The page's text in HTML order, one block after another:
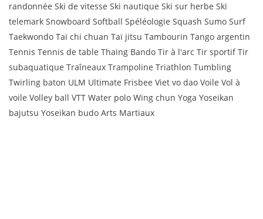
randonnée Ski de vitesse Ski nautique Ski sur herbe Ski
telemark Snowboard Softball Spéléologie Squash Sumo Surf
Taekwondo Taï chi chuan Taï jitsu Tambourin Tango argentin
Tennis Tennis de table Thaing Bando Tir à l'arc Tir sportif Tir
subaquatique Traîneaux Trampoline Triathlon Tumbling
Twirling baton ULM Ultimate Frisbee Viet vo dao Voile Vol à
voile Volley ball VTT Water polo Wing chun Yoga Yoseikan
bajutsu Yoseikan budo Arts Martiaux